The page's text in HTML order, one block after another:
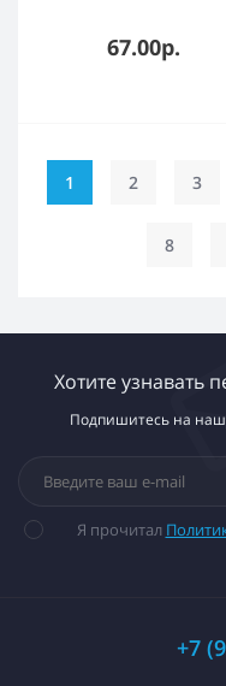
67.00р.
1 2 3
8
Хотите узнавать
Подпишитесь на
Я прочитал
+7